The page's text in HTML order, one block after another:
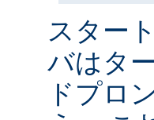
スター
バはタ
ドプロ